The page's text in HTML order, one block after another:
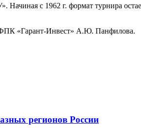
с 1962 г. формат турнира
«Гарант-Инвест» А.Ю. Панфилова.
регионов России